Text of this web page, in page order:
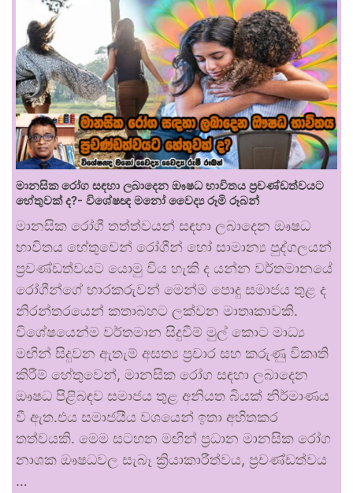
මානසික රෝග සඳහා ලබාදෙන ඖෂධ භාවිතය ප්‍රචණ්ඩත්වයට
හේතුවක් ද?- විශේෂඥ මනෝ වෛද්‍ය රූමි රූබන්
මානසික රෝගී තත්ත්වයන් සඳහා ලබාදෙන ඖෂධ
භාවිතය හේතුවෙන් රෝගීන් හෝ සාමාන්‍ය පුද්ගලයන්
ප්‍රචණ්ඩත්වයට යොමු විය හැකි ද යන්න වර්තමානයේ
රෝගීන්ගේ භාරකරුවන් මෙන්ම පොදු සමාජය තුළ ද
නිරන්තරයෙන් කතාබහට ලක්වන මාතෘකාවකි.
විශේෂයෙන්ම වර්තමාන සිදුවීම් මුල් කොට මාධ්‍ය
මඟින් සිදුවන ඇතැම් අසත්‍ය ප්‍රචාර සහ කරුණු විකෘති
කිරීම් හේතුවෙන්, මානසික රෝග සඳහා ලබාදෙන
ඖෂධ පිළිබඳව සමාජය තුළ අනියත බියක් නිර්මාණය
වී ඇත.එය සමාජයීය වශයෙන් ඉතා අහිතකර
තත්වයකි. මෙම සටහන මඟින් ප්‍රධාන මානසික රෝග
නාශක ඖෂධවල සැබෑ ක්‍රියාකාරීත්වය, ප්‍රචණ්ඩත්වය
…